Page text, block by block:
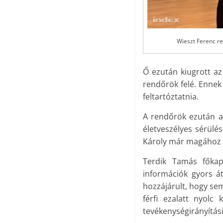
Wieszt Ferenc
Ő ezután kiugrott
rendőrök felé.
feltartóztatnia.
A rendőrök ezután
életveszélyes
Károly már
Terdik Tamás
információk gyors
hozzájárult, hogy
férfi ezalatt nyolc